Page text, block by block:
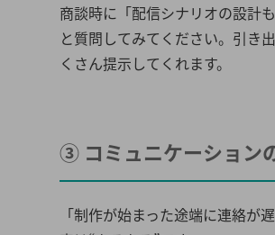
商談時に「配信シナリオの設計
と質問してみてください。引き
くさん提示してくれます。
③ コミュニケーション
「制作が始まった途端に連絡